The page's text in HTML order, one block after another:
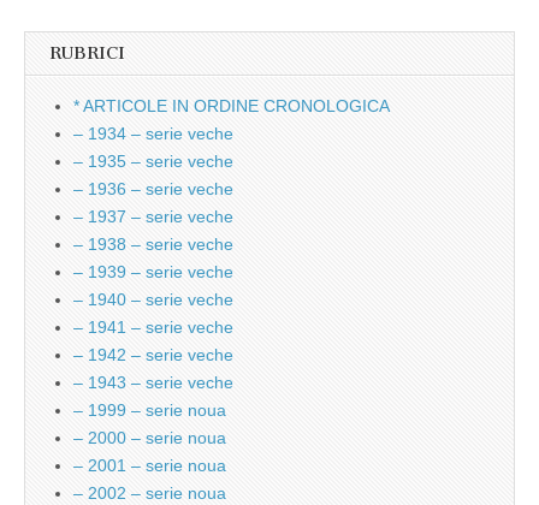
RUBRICI
* ARTICOLE IN ORDINE CRONOLOGICA
– 1934 – serie veche
– 1935 – serie veche
– 1936 – serie veche
– 1937 – serie veche
– 1938 – serie veche
– 1939 – serie veche
– 1940 – serie veche
– 1941 – serie veche
– 1942 – serie veche
– 1943 – serie veche
– 1999 – serie noua
– 2000 – serie noua
– 2001 – serie noua
– 2002 – serie noua